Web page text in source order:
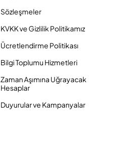
Sözleşmeler
KVKK ve Gizlilik Politikamız
Ücretlendirme Politikası
Bilgi Toplumu Hizmetleri
Zaman Aşımına Uğrayacak
Hesaplar
Duyurular ve Kampanyalar